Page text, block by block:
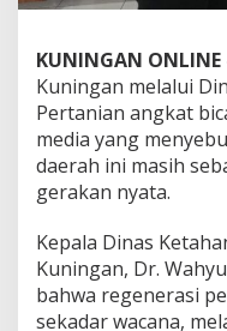
KUNINGAN ONLINE
Kuningan melalui
Pertanian angkat
media yang
daerah ini masih
gerakan nyata.
Kepala Dinas
Kuningan, Dr.
bahwa regenerasi
sekadar wacana,